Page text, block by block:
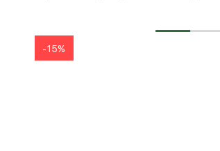
-15%